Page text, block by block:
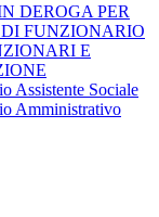
DEROGA PER
FUNZIONARIO
E
Assistente Sociale
Amministrativo